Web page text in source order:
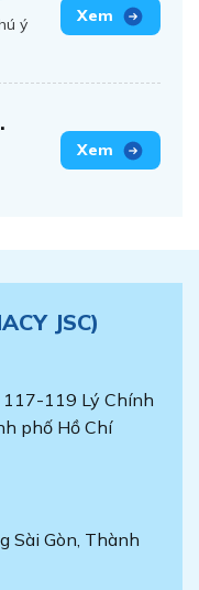
số
ý
Xem
Xem
JSC)
117-119 Lý Chính
phố Hồ Chí
Sài Gòn, Thành